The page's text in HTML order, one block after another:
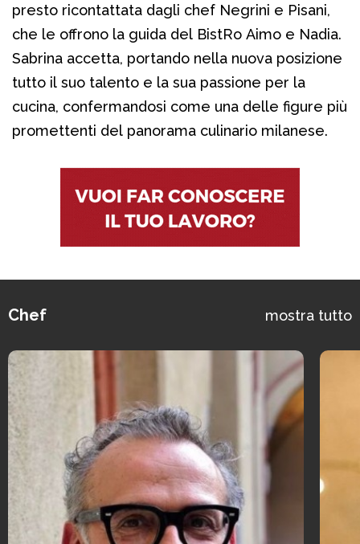
presto ricontattata dagli chef Negrini e Pisani,
che le offrono la guida del BistRo Aimo e Nadia.
Sabrina accetta, portando nella nuova posizione
tutto il suo talento e la sua passione per la
cucina, confermandosi come una delle figure più
promettenti del panorama culinario milanese.
Chef mostra tutto